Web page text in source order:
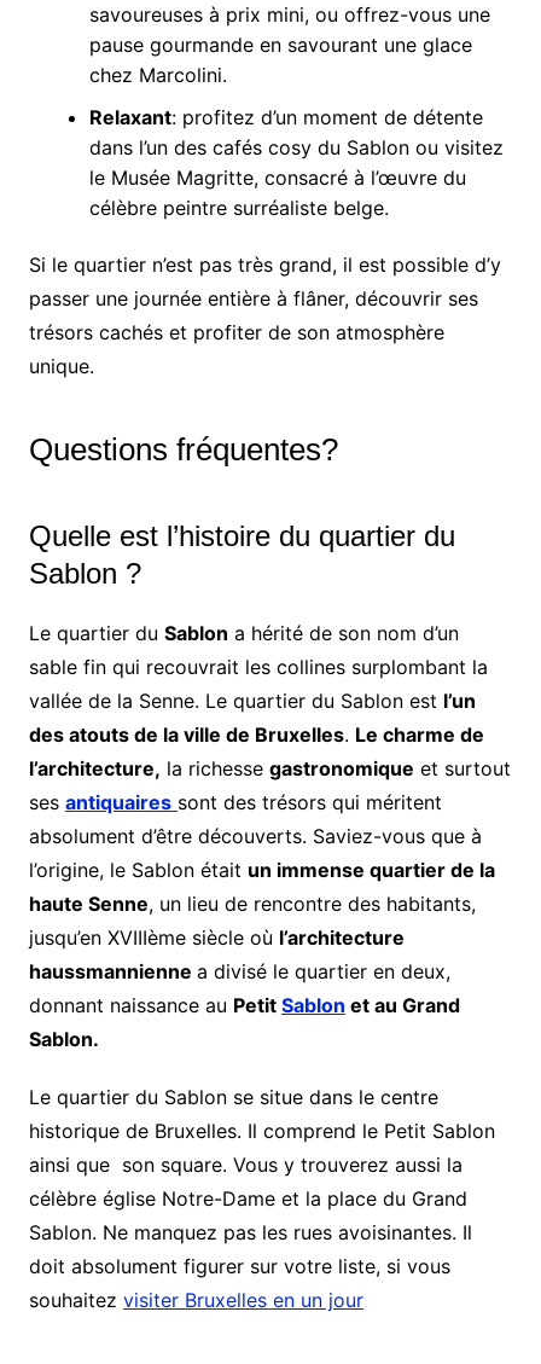
savoureuses à prix mini, ou offrez-vous une
pause gourmande en savourant une glace
chez Marcolini.
Relaxant: profitez d’un moment de détente
dans l’un des cafés cosy du Sablon ou visitez
le Musée Magritte, consacré à l’œuvre du
célèbre peintre surréaliste belge.
Si le quartier n’est pas très grand, il est possible d’y
passer une journée entière à flâner, découvrir ses
trésors cachés et profiter de son atmosphère
unique.
Questions fréquentes?
Quelle est l’histoire du quartier du
Sablon ?
Le quartier du Sablon a hérité de son nom d’un
sable fin qui recouvrait les collines surplombant la
vallée de la Senne. Le quartier du Sablon est l’un
des atouts de la ville de Bruxelles. Le charme de
l’architecture, la richesse gastronomique et surtout
ses antiquaires sont des trésors qui méritent
absolument d’être découverts. Saviez-vous que à
l’origine, le Sablon était un immense quartier de la
haute Senne, un lieu de rencontre des habitants,
jusqu’en XVIIIème siècle où l’architecture
haussmannienne a divisé le quartier en deux,
donnant naissance au Petit Sablon et au Grand
Sablon.
Le quartier du Sablon se situe dans le centre
historique de Bruxelles. Il comprend le Petit Sablon
ainsi que son square. Vous y trouverez aussi la
célèbre église Notre-Dame et la place du Grand
Sablon. Ne manquez pas les rues avoisinantes. Il
doit absolument figurer sur votre liste, si vous
souhaitez visiter Bruxelles en un jour